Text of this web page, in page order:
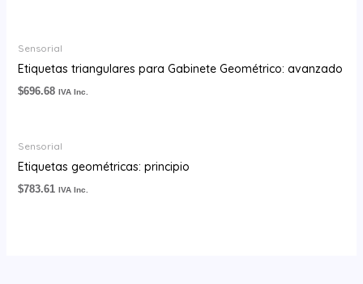
Sensorial
Etiquetas triangulares para Gabinete Geométrico: avanzado
$696.68 IVA Inc.
Sensorial
Etiquetas geométricas: principio
$783.61 IVA Inc.